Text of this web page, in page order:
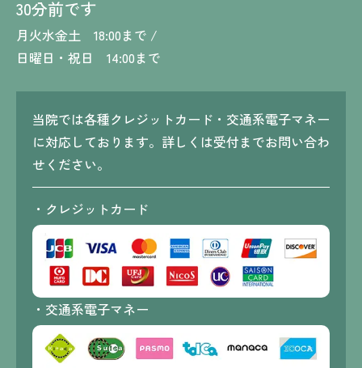
30分前です
月火水金土 18:00まで /
日曜日・祝日 14:00まで
当院では各種クレジットカード・交通系電子マネー
に対応しております。詳しくは受付までお問い合わ
せください。
・クレジットカード
・交通系電子マネー